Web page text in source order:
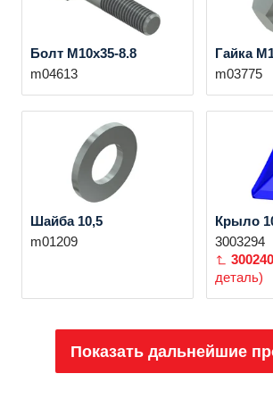
Болт M10x35-8.8
m04613
Гайка
m03775
Шайба 10,5
m01209
Крыло
3003294
деталь)
Показать дальнейшие